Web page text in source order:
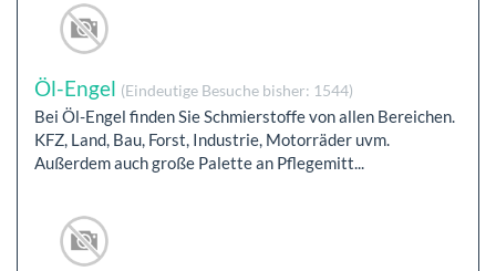
Öl-Engel (Eindeutige Besuche bisher: 1544)
Bei Öl-Engel finden Sie Schmierstoffe von allen Bereichen.
KFZ, Land, Bau, Forst, Industrie, Motorräder uvm.
Außerdem auch große Palette an Pflegemitt...